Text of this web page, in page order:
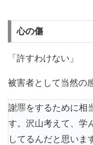
心の傷
「許すわけない」
被害者として当然の
謝罪をするために相
す。沢山考えて、学
してるんだと思いま